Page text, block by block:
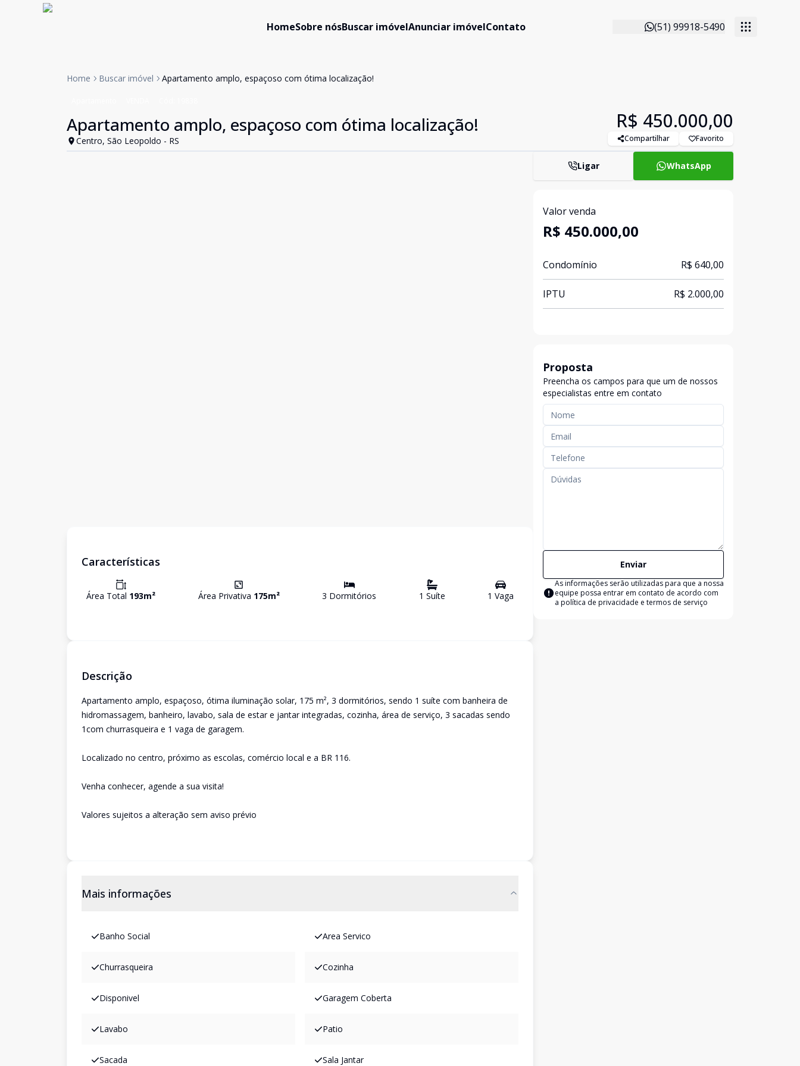
HomeSobre nósBuscar imóvelAnunciar imóvelContato (51) 99918-5490
Home Buscar imóvel Apartamento amplo, espaçoso com ótima localização!
Apartamento amplo, espaçoso com ótima localização!
Centro, São Leopoldo - RS
R$ 450.000,00
Compartilhar Favorito
Características
Área Total 193m² Área Privativa 175m² 3 Dormitórios 1 Suíte 1 Vaga
Descrição
Apartamento amplo, espaçoso, ótima iluminação solar, 175 m², 3 dormitórios, sendo 1 suíte com banheira de
hidromassagem, banheiro, lavabo, sala de estar e jantar integradas, cozinha, área de serviço, 3 sacadas sendo
1com churrasqueira e 1 vaga de garagem.
Localizado no centro, próximo as escolas, comércio local e a BR 116.
Venha conhecer, agende a sua visita!
Valores sujeitos a alteração sem aviso prévio
Mais informações
Banho Social Area Servico
Churrasqueira Cozinha
Disponivel Garagem Coberta
Lavabo Patio
Sacada Sala Jantar
Ligar WhatsApp
Valor venda
R$ 450.000,00
Condomínio R$ 640,00
IPTU R$ 2.000,00
Proposta
Preencha os campos para que um de nossos
especialistas entre em contato
Enviar
As informações serão utilizadas para que a nossa
equipe possa entrar em contato de acordo com
a política de privacidade e termos de serviço